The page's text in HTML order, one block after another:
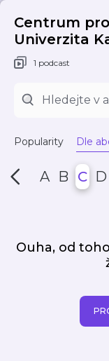
Centrum
Univerzita
1 podcast
Popularity Dle
A B C D
Ouha, od